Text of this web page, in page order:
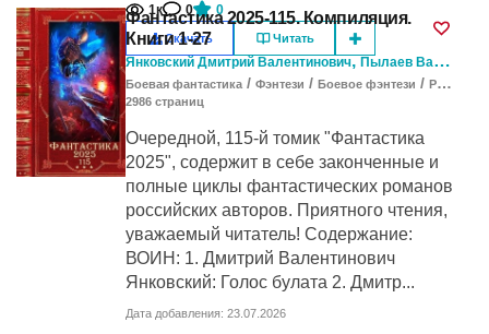
1к 0 0
Скачать Читать
Фантастика 2025-115. Компиляция.
Книги 1-27
Янковский Дмитрий Валентинович,Пылаев Валерий
Боевая фантастика / Фэнтези / Боевое фэнтези / Развитие героя
2986 cтраниц
Очередной, 115-й томик "Фантастика
2025", содержит в себе законченные и
полные циклы фантастических романов
российских авторов. Приятного чтения,
уважаемый читатель! Содержание:
ВОИН: 1. Дмитрий Валентинович
Янковский: Голос булата 2. Дмитр...
Дата добавления: 23.07.2026